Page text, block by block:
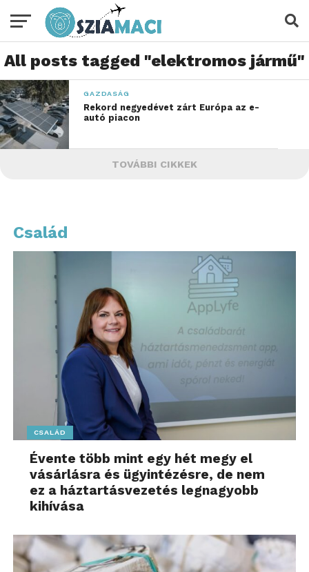
All posts tagged "elektromos jármű"
GAZDASÁG
Rekord negyedévet zárt Európa az e-
autó piacon
TOVÁBBI CIKKEK
Család
CSALÁD
Évente több mint egy hét megy el
vásárlásra és ügyintézésre, de nem
ez a háztartásvezetés legnagyobb
kihívása